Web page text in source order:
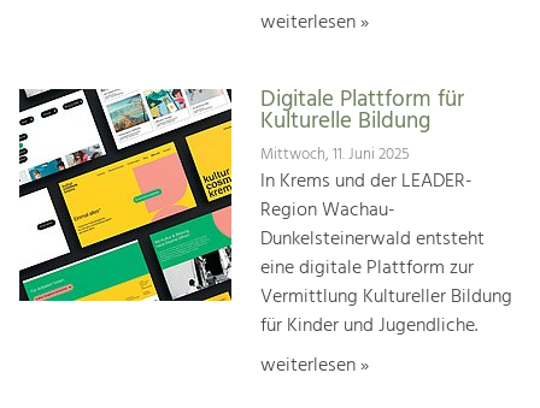
weiterlesen »
Digitale Plattform für
Kulturelle Bildung
Mittwoch, 11. Juni 2025
In Krems und der LEADER-
Region Wachau-
Dunkelsteinerwald entsteht
eine digitale Plattform zur
Vermittlung Kultureller Bildung
für Kinder und Jugendliche.
weiterlesen »